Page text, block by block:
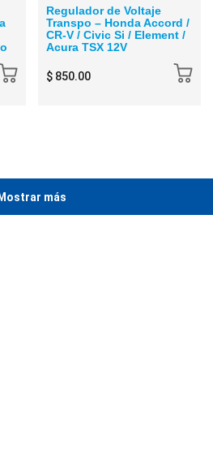
Regulador de Voltaje
Transpo – Honda Accord /
CR-V / Civic Si / Element /
Acura TSX 12V
$ 850.00
Mostrar más